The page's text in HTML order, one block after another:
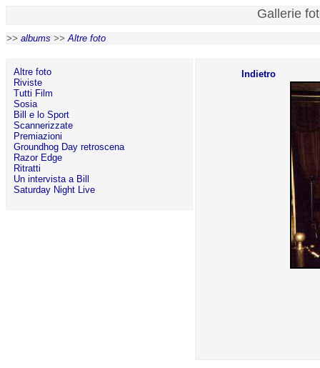
Gallerie
>> albums >>Altre foto
Altre foto
Riviste
Tutti Film
Sosia
Bill e lo Sport
Scannerizzate
Premiazioni
Groundhog Day retroscena
Razor Edge
Ritratti
Un intervista a Bill
Saturday Night Live
Indietro